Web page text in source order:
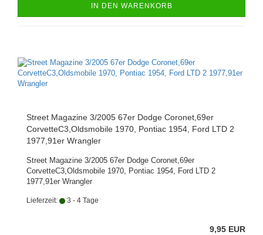
IN DEN WARENKORB
Street Magazine 3/2005 67er Dodge Coronet,69er
CorvetteC3,Oldsmobile 1970, Pontiac 1954, Ford LTD 2
1977,91er Wrangler
Street Magazine 3/2005 67er Dodge Coronet,69er
CorvetteC3,Oldsmobile 1970, Pontiac 1954, Ford LTD 2
1977,91er Wrangler
Lieferzeit: 3 - 4 Tage
9,95 EUR